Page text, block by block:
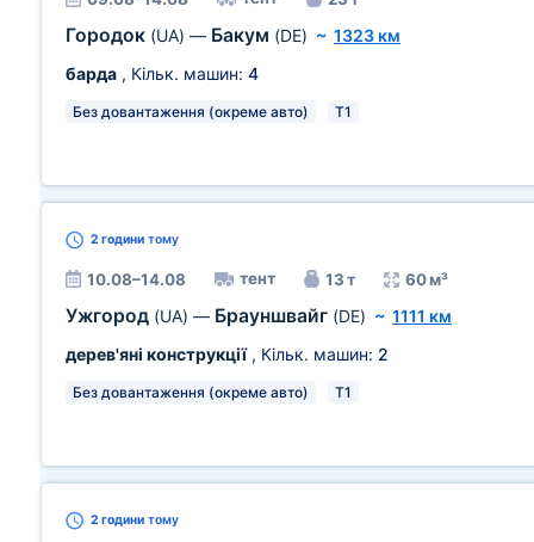
Городок (UA) — Бакум (DE) ~ 1323 км
барда , Кільк. машин: 4
Без довантаження (окреме авто) T1
2 години тому
10.08–14.08 тент 13 т 60 м³
Ужгород (UA) — Брауншвайг (DE) ~ 1111 км
дерев'яні конструкції, Кільк. машин: 2
Без довантаження (окреме авто) T1
2 години тому